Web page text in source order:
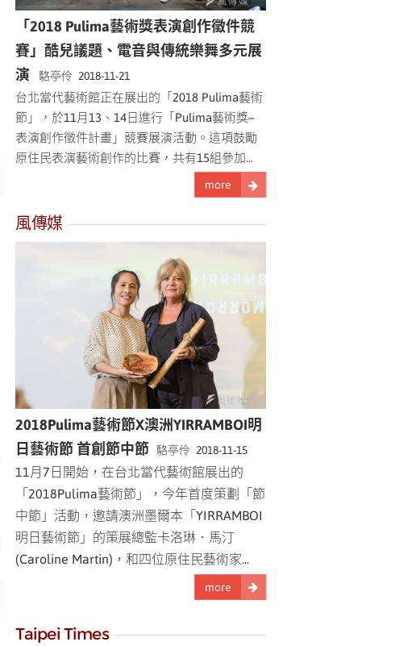
「2018 Pulima藝術獎表演創作徵件競
賽」酷兒議題、電音與傳統樂舞多元展
演
駱亭伶 2018-11-21
台北當代藝術館正在展出的「2018 Pulima藝術
節」，於11月13、14日進行「Pulima藝術獎–
表演創作徵件計畫」競賽展演活動。這項鼓勵
原住民表演藝術創作的比賽，共有15組參加...
more
風傳媒
2018Pulima藝術節X澳洲YIRRAMBOI明
日藝術節 首創節中節
駱亭伶 2018-11-15
11月7日開始，在台北當代藝術館展出的
「2018Pulima藝術節」，今年首度策劃「節
中節」活動，邀請澳洲墨爾本「YIRRAMBOI
明日藝術節」的策展總監卡洛琳．馬汀
(Caroline Martin)，和四位原住民藝術家...
more
Taipei Times